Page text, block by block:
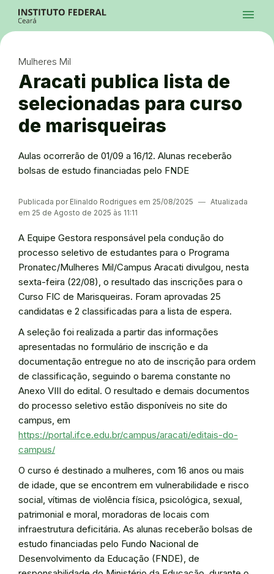
Ir para a busca
Ir para o menu principal
Ir para o conteúdo
Alto Contraste
Login da Área Administrativa
Acessibilidade
menu
InstagramTwitter/XFacebook
Mulheres Mil
Aracati publica lista de
selecionadas para curso
de marisqueiras
Aulas ocorrerão de 01/09 a 16/12. Alunas receberão
bolsas de estudo financiadas pelo FNDE
Publicada por Elinaldo Rodrigues em 25/08/2025 ― Atualizada
em 25 de Agosto de 2025 às 11:11
A Equipe Gestora responsável pela condução do
processo seletivo de estudantes para o Programa
Pronatec/Mulheres Mil/Campus Aracati divulgou, nesta
sexta-feira (22/08), o resultado das inscrições para o
Curso FIC de Marisqueiras. Foram aprovadas 25
candidatas e 2 classificadas para a lista de espera.
A seleção foi realizada a partir das informações
apresentadas no formulário de inscrição e da
documentação entregue no ato de inscrição para ordem
de classificação, seguindo o barema constante no
Anexo VIII do edital. O resultado e demais documentos
do processo seletivo estão disponíveis no site do
campus, em
https://portal.ifce.edu.br/campus/aracati/editais-do-
campus/
O curso é destinado a mulheres, com 16 anos ou mais
de idade, que se encontrem em vulnerabilidade e risco
social, vítimas de violência física, psicológica, sexual,
patrimonial e moral, moradoras de locais com
infraestrutura deficitária. As alunas receberão bolsas de
estudo financiadas pelo Fundo Nacional de
Desenvolvimento da Educação (FNDE), de